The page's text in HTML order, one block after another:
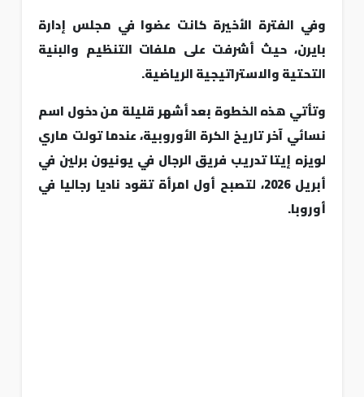
وفي الفترة الأخيرة كانت عضوا في مجلس إدارة
بايرن، حيث أشرفت على ملفات التنظيم والبنية
التحتية والاستراتيجية الرياضية.
وتأتي هذه الخطوة بعد أشهر قليلة من دخول اسم
نسائي آخر تاريخ الكرة الأوروبية، عندما تولت ماري
لويزه إيتا تدريب فريق الرجال في يونيون برلين في
أبريل 2026، لتصبح أول امرأة تقود ناديا رجاليا في
أوروبا.